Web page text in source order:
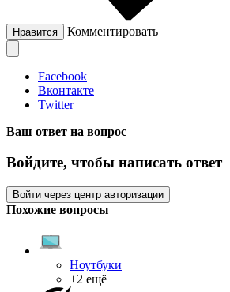
Нравится Комментировать
Facebook
Вконтакте
Twitter
Ваш ответ на вопрос
Войдите, чтобы написать ответ
Войти через центр авторизации
Похожие вопросы
Ноутбуки
+2 ещё